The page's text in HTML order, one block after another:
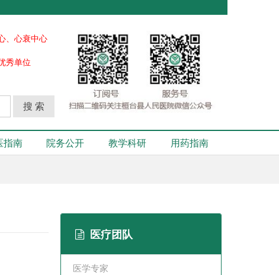
、心衰中心
秀单位
搜 索
指南 院务公开 教学科研 用药指南
医疗团队
医学专家